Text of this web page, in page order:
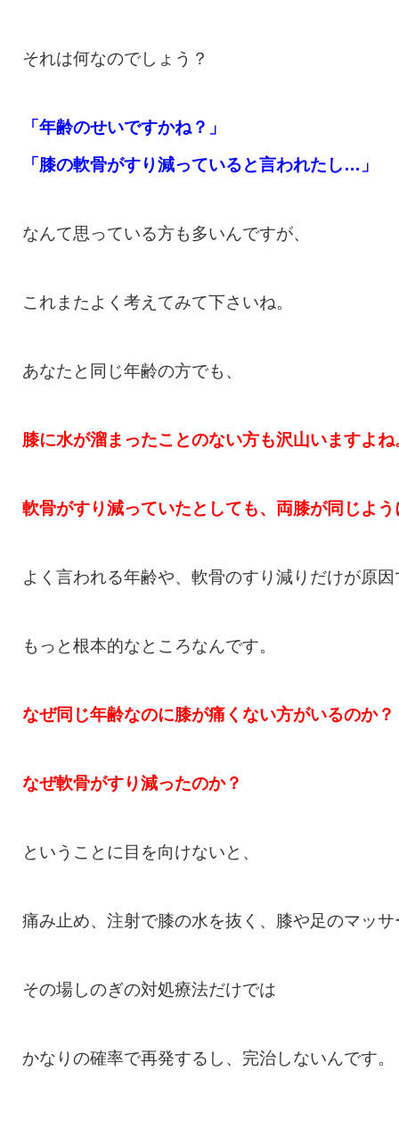
それは何なのでしょう？
「年齢のせいですかね？」
「膝の軟骨がすり減っていると言われたし…」
なんて思っている方も多いんですが、
これまたよく考えてみて下さいね。
あなたと同じ年齢の方でも、
膝に水が溜まったことのない方も沢山いますよね
軟骨がすり減っていたとしても、両膝が同じよ
よく言われる年齢や、軟骨のすり減りだけが原
もっと根本的なところなんです。
なぜ同じ年齢なのに膝が痛くない方がいるのか？
なぜ軟骨がすり減ったのか？
ということに目を向けないと、
痛み止め、注射で膝の水を抜く、膝や足のマッ
その場しのぎの対処療法だけでは
かなりの確率で再発するし、完治しないんです。